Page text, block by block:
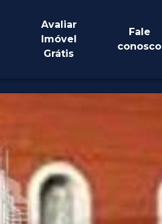
Avaliar
Imóvel
Grátis
Fale
conosco